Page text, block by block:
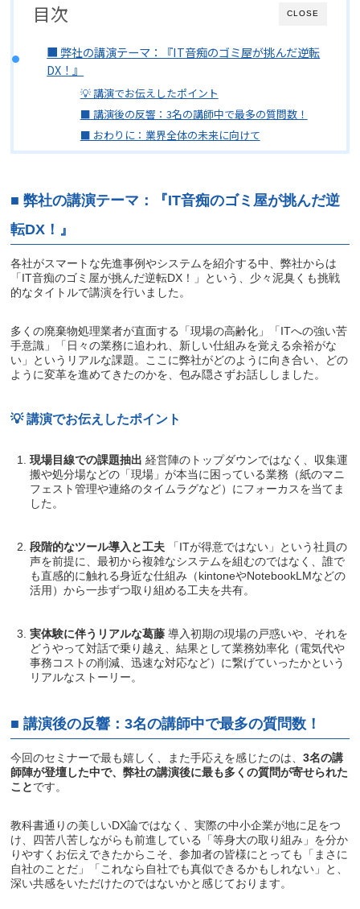
CLOSE
目次
■ 弊社の講演テーマ：『IT音痴のゴミ屋が挑んだ逆転
DX！』
💡 講演でお伝えしたポイント
■ 講演後の反響：3名の講師中で最多の質問数！
■ おわりに：業界全体の未来に向けて
■ 弊社の講演テーマ：『IT音痴のゴミ屋が挑んだ逆
転DX！』
各社がスマートな先進事例やシステムを紹介する中、弊社からは
「IT音痴のゴミ屋が挑んだ逆転DX！」という、少々泥臭くも挑戦
的なタイトルで講演を行いました。
多くの廃棄物処理業者が直面する「現場の高齢化」「ITへの強い苦
手意識」「日々の業務に追われ、新しい仕組みを覚える余裕がな
い」というリアルな課題。ここに弊社がどのように向き合い、どの
ように変革を進めてきたのかを、包み隠さずお話ししました。
💡 講演でお伝えしたポイント
現場目線での課題抽出 経営陣のトップダウンではなく、収集運
搬や処分場などの「現場」が本当に困っている業務（紙のマニ
フェスト管理や連絡のタイムラグなど）にフォーカスを当てま
した。
段階的なツール導入と工夫 「ITが得意ではない」という社員の
声を前提に、最初から複雑なシステムを組むのではなく、誰で
も直感的に触れる身近な仕組み（kintoneやNotebookLMなどの
活用）から一歩ずつ取り組める工夫を共有。
実体験に伴うリアルな葛藤 導入初期の現場の戸惑いや、それを
どうやって対話で乗り越え、結果として業務効率化（電気代や
事務コストの削減、迅速な対応など）に繋げていったかという
リアルなストーリー。
■ 講演後の反響：3名の講師中で最多の質問数！
今回のセミナーで最も嬉しく、また手応えを感じたのは、3名の講
師陣が登壇した中で、弊社の講演後に最も多くの質問が寄せられた
ことです。
教科書通りの美しいDX論ではなく、実際の中小企業が地に足をつ
け、四苦八苦しながらも前進している「等身大の取り組み」を分か
りやすくお伝えできたからこそ、参加者の皆様にとっても「まさに
自社のことだ」「これなら自社でも真似できるかもしれない」と、
深い共感をいただけたのではないかと感じております。